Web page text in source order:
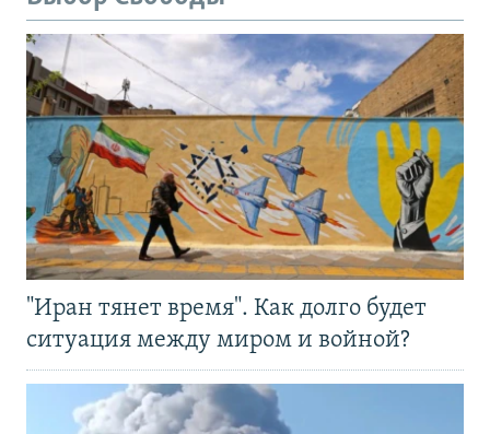
"Иран тянет время". Как долго будет
ситуация между миром и войной?